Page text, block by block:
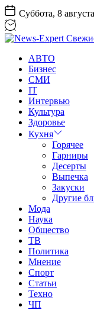
Перейти
к
содержанию
Суббота, 8
Expert
Свежие
новости
обзоры.
Последние
известия
АВТО
Бизнес
СМИ
IT
Интервью
Культура
Здоровье
Кухня
Горячее
Гарниры
Десерты
Выпечка
Закуски
Другие
Мода
Наука
Общество
ТВ
Политика
Мнение
Спорт
Статьи
Техно
ЧП